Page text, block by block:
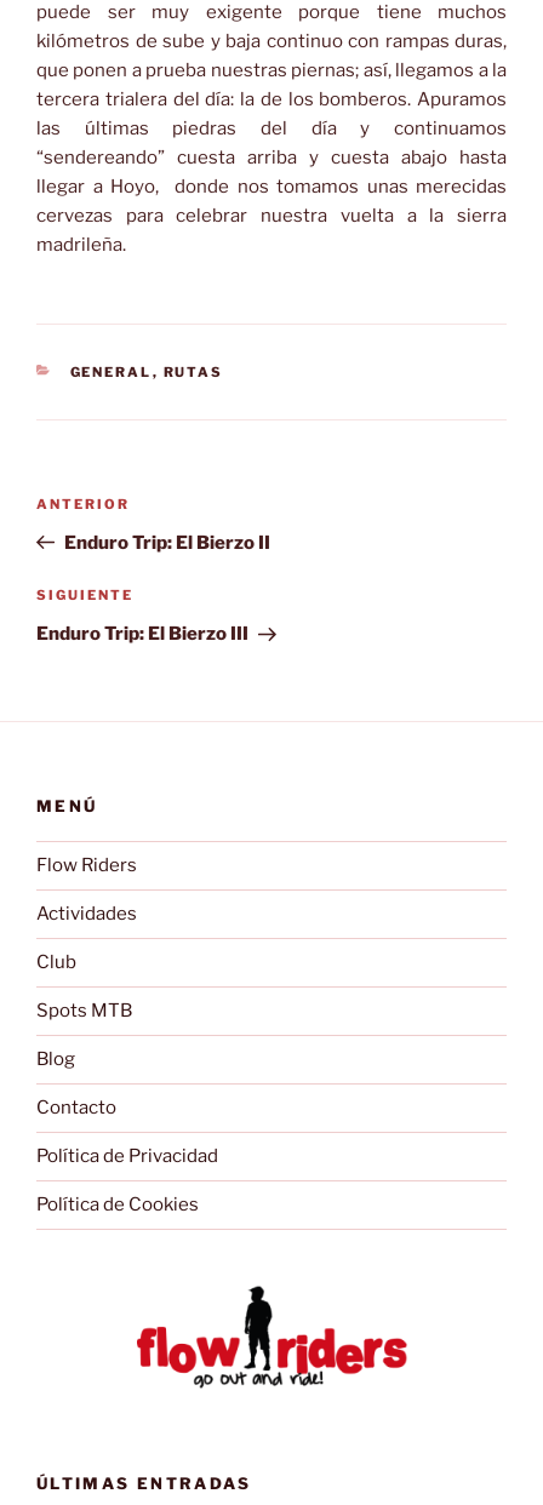
puede ser muy exigente porque tiene muchos
kilómetros de sube y baja continuo con rampas duras,
que ponen a prueba nuestras piernas; así, llegamos a la
tercera trialera del día: la de los bomberos. Apuramos
las últimas piedras del día y continuamos
“sendereando” cuesta arriba y cuesta abajo hasta
llegar a Hoyo, donde nos tomamos unas merecidas
cervezas para celebrar nuestra vuelta a la sierra
madrileña.
CATEGORÍAS
GENERAL , RUTAS
entradas
Entrada
anterior:
ANTERIOR
Enduro Trip: El Bierzo II
Siguiente
entrada
SIGUIENTE
Enduro Trip: El Bierzo III
MENÚ
Flow Riders
Actividades
Club
Spots MTB
Blog
Contacto
Política de Privacidad
Política de Cookies
ÚLTIMAS ENTRADAS